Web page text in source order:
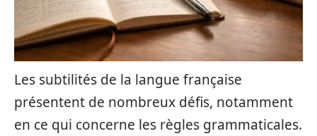
Les subtilités de la langue française
présentent de nombreux défis, notamment
en ce qui concerne les règles grammaticales.